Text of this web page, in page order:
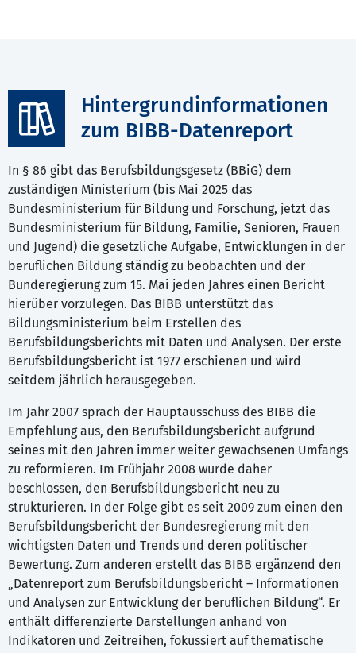
Hintergrundinformationen
zum BIBB-Datenreport
In § 86 gibt das Berufsbildungsgesetz (BBiG) dem
zuständigen Ministerium (bis Mai 2025 das
Bundesministerium für Bildung und Forschung, jetzt das
Bundesministerium für Bildung, Familie, Senioren, Frauen
und Jugend) die gesetzliche Aufgabe, Entwicklungen in der
beruflichen Bildung ständig zu beobachten und der
Bunderegierung zum 15. Mai jeden Jahres einen Bericht
hierüber vorzulegen. Das BIBB unterstützt das
Bildungsministerium beim Erstellen des
Berufsbildungsberichts mit Daten und Analysen. Der erste
Berufsbildungsbericht ist 1977 erschienen und wird
seitdem jährlich herausgegeben.
Im Jahr 2007 sprach der Hauptausschuss des BIBB die
Empfehlung aus, den Berufsbildungsbericht aufgrund
seines mit den Jahren immer weiter gewachsenen Umfangs
zu reformieren. Im Frühjahr 2008 wurde daher
beschlossen, den Berufsbildungsbericht neu zu
strukturieren. In der Folge gibt es seit 2009 zum einen den
Berufsbildungsbericht der Bundesregierung mit den
wichtigsten Daten und Trends und deren politischer
Bewertung. Zum anderen erstellt das BIBB ergänzend den
„Datenreport zum Berufsbildungsbericht – Informationen
und Analysen zur Entwicklung der beruflichen Bildung“. Er
enthält differenzierte Darstellungen anhand von
Indikatoren und Zeitreihen, fokussiert auf thematische